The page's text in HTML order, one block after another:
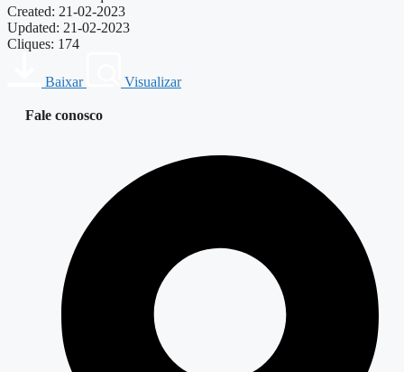
Created: 21-02-2023
Updated: 21-02-2023
Cliques: 174
Baixar Visualizar
Fale conosco